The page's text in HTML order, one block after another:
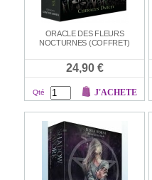
ORACLE DES FLEURS
NOCTURNES (COFFRET)
24,90 €
Qté J'ACHETE